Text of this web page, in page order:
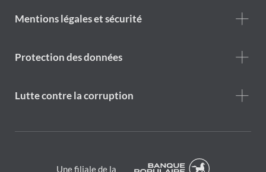
Footer
Mentions légales et sécurité
Protection des données
Lutte contre la corruption
Une filiale de la